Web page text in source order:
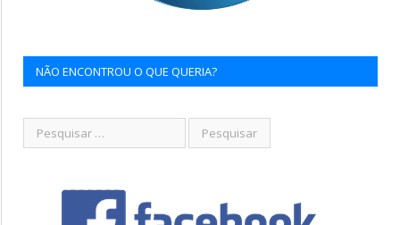
NÃO ENCONTROU O QUE QUERIA?